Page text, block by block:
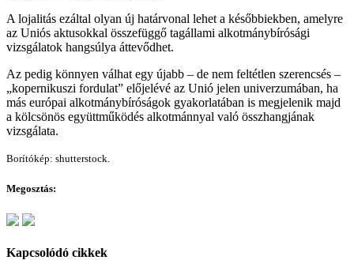
A lojalitás ezáltal olyan új határvonal lehet a későbbiekben, amelyre
az Uniós aktusokkal összefüggő tagállami alkotmánybírósági
vizsgálatok hangsúlya áttevődhet.
Az pedig könnyen válhat egy újabb – de nem feltétlen szerencsés –
„kopernikuszi fordulat” előjelévé az Unió jelen univerzumában, ha
más európai alkotmánybíróságok gyakorlatában is megjelenik majd
a kölcsönös együttműködés alkotmánnyal való összhangjának
vizsgálata.
Borítókép: shutterstock.
Megosztás:
Kapcsolódó cikkek